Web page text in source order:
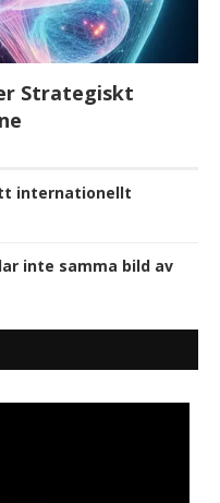
Strategiskt
internationellt
inte samma bild av